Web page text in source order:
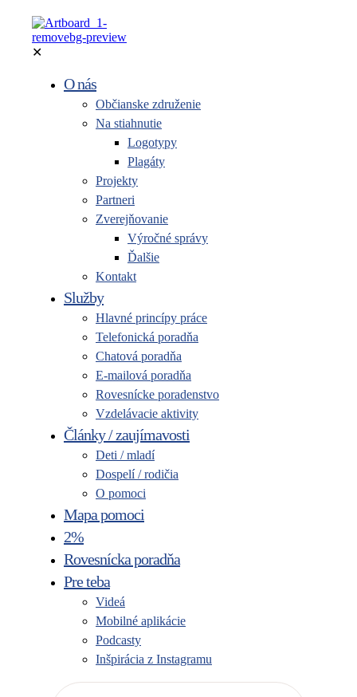
✕
O nás
Občianske združenie
Na stiahnutie
Logotypy
Plagáty
Projekty
Partneri
Zverejňovanie
Výročné správy
Ďalšie
Kontakt
Služby
Hlavné princípy práce
Telefonická poradňa
Chatová poradňa
E-mailová poradňa
Rovesnícke poradenstvo
Vzdelávacie aktivity
Články / zaujímavosti
Deti / mladí
Dospelí / rodičia
O pomoci
Mapa pomoci
2%
Rovesnícka poradňa
Pre teba
Videá
Mobilné aplikácie
Podcasty
Inšpirácia z Instagramu